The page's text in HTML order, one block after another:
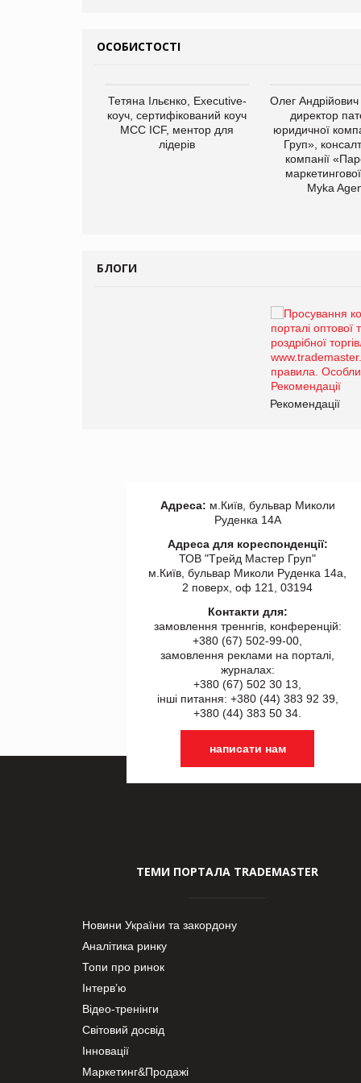
ОСОБИСТОСТІ
Тетяна Ільєнко, Executive-
коуч, сертифікований коуч
МСС ICF, ментор для
лідерів
Олег
директор
юридичної
Груп»,
компанії
маркетингової
Myka
БЛОГИ
Рекомендації
Адреса: м.Київ, бульвар Миколи
Руденка 14А
Адреса для кореспонденції:
ТОВ "Tрейд Мастер Груп"
м.Київ, бульвар Миколи Руденка 14а,
2 поверх, оф 121, 03194
Контакти для:
замовлення треннгів, конференцій:
+380 (67) 502-99-00,
замовлення реклами на порталі,
журналах:
+380 (67) 502 30 13,
інші питання: +380 (44) 383 92 39,
+380 (44) 383 50 34.
написати нам
ТЕМИ ПОРТАЛА TRADEMASTER
Новини України та закордону
Аналітика ринку
Топи про ринок
Інтерв’ю
Відео-тренінги
Світовий досвід
Інновації
Маркетинг&Продажі